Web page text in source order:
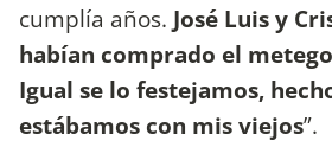
cumplía años. José Luis y
habían comprado el
Igual se lo festejamos,
estábamos con mis viejos”.